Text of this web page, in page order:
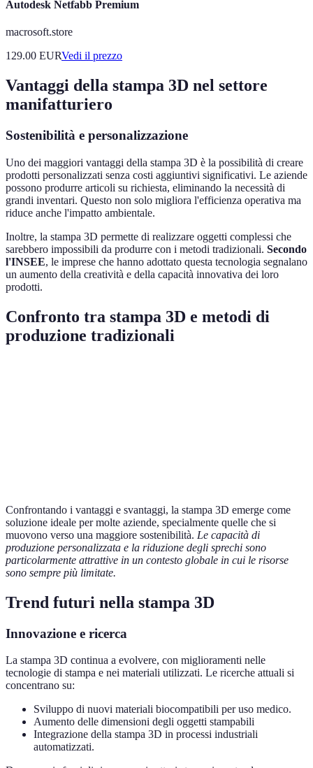
Autodesk Netfabb Premium
macrosoft.store
129.00 EURVedi il prezzo
Vantaggi della stampa 3D nel settore
manifatturiero
Sostenibilità e personalizzazione
Uno dei maggiori vantaggi della stampa 3D è la possibilità di creare
prodotti personalizzati senza costi aggiuntivi significativi. Le aziende
possono produrre articoli su richiesta, eliminando la necessità di
grandi inventari. Questo non solo migliora l'efficienza operativa ma
riduce anche l'impatto ambientale.
Inoltre, la stampa 3D permette di realizzare oggetti complessi che
sarebbero impossibili da produrre con i metodi tradizionali. Secondo
l'INSEE, le imprese che hanno adottato questa tecnologia segnalano
un aumento della creatività e della capacità innovativa dei loro
prodotti.
Confronto tra stampa 3D e metodi di
produzione tradizionali
Confrontando i vantaggi e svantaggi, la stampa 3D emerge come
soluzione ideale per molte aziende, specialmente quelle che si
muovono verso una maggiore sostenibilità. Le capacità di
produzione personalizzata e la riduzione degli sprechi sono
particolarmente attrattive in un contesto globale in cui le risorse
sono sempre più limitate.
Trend futuri nella stampa 3D
Innovazione e ricerca
La stampa 3D continua a evolvere, con miglioramenti nelle
tecnologie di stampa e nei materiali utilizzati. Le ricerche attuali si
concentrano su:
Sviluppo di nuovi materiali biocompatibili per uso medico.
Aumento delle dimensioni degli oggetti stampabili
Integrazione della stampa 3D in processi industriali
automatizzati.